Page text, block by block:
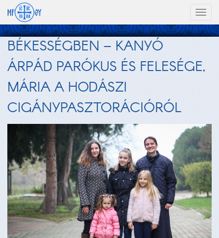
BÉKESSÉGBEN – KANYÓ
ÁRPÁD PARÓKUS ÉS FELESÉGE,
MÁRIA A HODÁSZI
CIGÁNYPASZTORÁCIÓRÓL